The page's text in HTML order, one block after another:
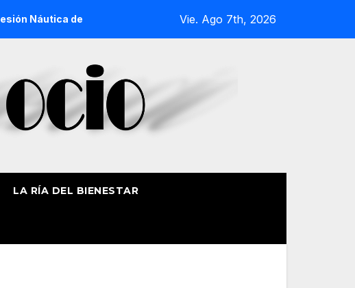
Náutica de la Amatxu de Begoña recorrerá la ría el 14 de agosto con
Vie. Ago 7th, 2026
LA RÍA DEL BIENESTAR